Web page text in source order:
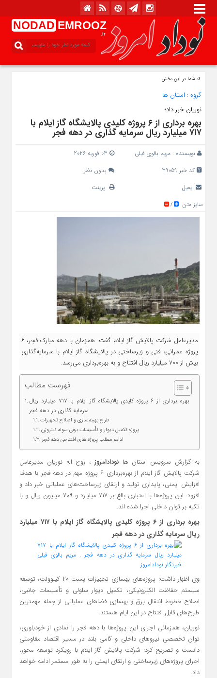
NODAD EMROOZ
.ir
کد شما در این بخش
گروه : استان ها
نوریان خبر داد؛
بهره‌ برداری از ۶ پروژه کلیدی پالایشگاه گاز ایلام با
۷۱۷ میلیارد ریال سرمایه‌ گذاری در دهه فجر
نویسنده : مریم بالوی فیلی
کد خبر 39059
بدون نظر
ایمیل
پرینت
سایز متن
/
مدیرعامل شرکت پالایش گاز ایلام گفت: همزمان با دهه مبارک فجر، ۶
پروژه عمرانی، فنی و زیرساختی در پالایشگاه گاز ایلام با سرمایه‌گذاری
بیش از ۷۰۰ میلیارد ریال افتتاح و به بهره‌برداری می‌رسد.
فهرست مطالب
بهره‌ برداری از ۶ پروژه کلیدی پالایشگاه گاز ایلام با ۷۱۷ میلیارد ریال
سرمایه‌ گذاری در دهه فجر
طرح بهینه‌سازی و اصلاح تجهیزات
پروژه تکمیل دیوار و تأسیسات برقی سوله نیتروژن
ادامه مطلب پروژه های افتتاحی دهه فجر
به گزارش سرویس استان ها نودادامروز، روح اله نوریان مدیرعامل
شرکت پالایش گاز ایلام از بهره‌برداری ۶ پروژه مهم در دهه فجر با هدف
افزایش ایمنی، پایداری تولید و ارتقای زیرساخت‌های عملیاتی خبر داد و
افزود: این پروژه‌ها با اعتباری بالغ بر ۷۱۷ میلیارد و ۷۰۹ میلیون ریال و با
تکیه بر توان داخلی اجرا شده اند.
بهره‌ برداری از ۶ پروژه کلیدی پالایشگاه گاز ایلام با ۷۱۷ میلیارد
ریال سرمایه‌ گذاری در دهه فجر
وی اظهار داشت: پروژه‌های بهسازی تجهیزات پست ۲۰ کیلوولت، توسعه
سیستم حفاظت الکترونیکی، تکمیل دیوار سلولی و تأسیسات جانبی،
اصلاح خطوط انتقال برق و بهسازی فضاهای عملیاتی از جمله مهمترین
طرح‌های قابل افتتاح در این ایام هستند.
نوریان، همزمانی اجرای این پروژه‌ها با دهه فجر را نمادی از خودباوری،
توان تخصصی نیروهای داخلی و گامی بلند در مسیر اقتصاد مقاومتی
دانست و تصریح کرد: شرکت پالایش گاز ایلام با رویکرد توسعه‌ محور،
اجرای پروژه‌های زیرساختی و ارتقای ایمنی را به طور مستمر ادامه خواهد
داد.